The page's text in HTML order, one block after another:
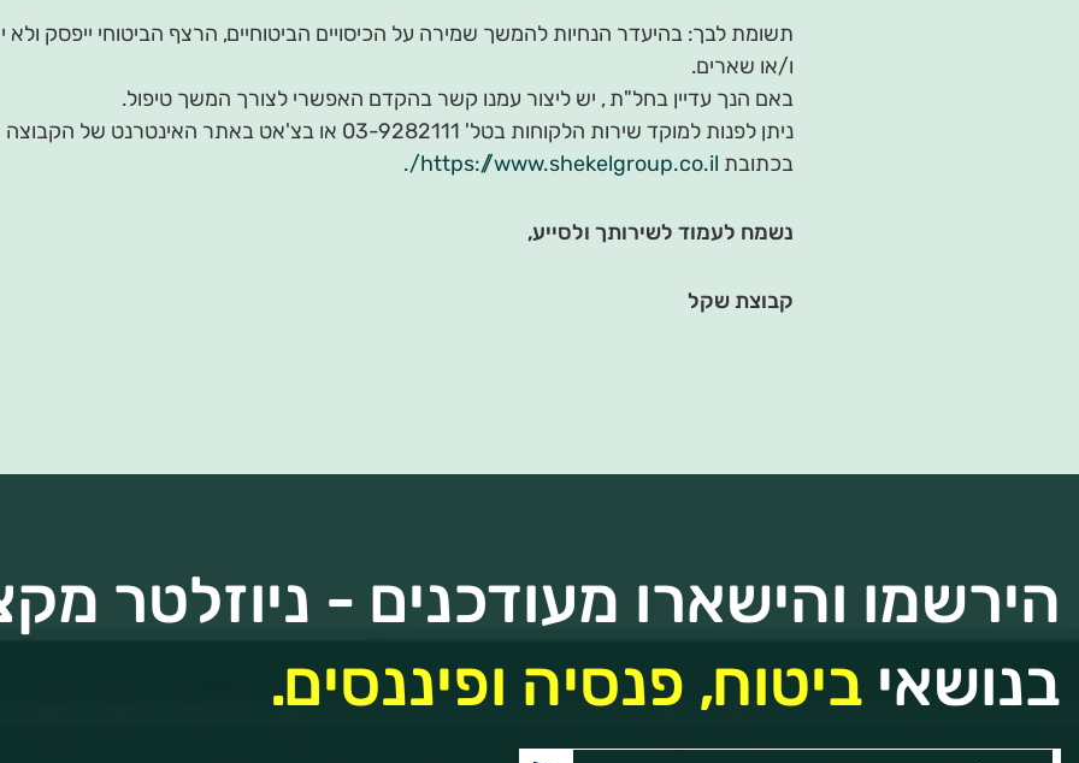
תשומת לבך: בהיעדר הנחיות להמשך שמירה על הכיסויים הביטוחיים, הרצף הביטוחי ייפסק ולא
ו/או שארים.
באם הנך עדיין בחל"ת , יש ליצור עמנו קשר בהקדם האפשרי לצורך המשך טיפול.
ניתן לפנות למוקד שירות הלקוחות בטל' 03-9282111 או בצ'אט באתר האינטרנט של הקבוצה
בכתובת https://www.shekelgroup.co.il/.
נשמח לעמוד לשירותך ולסייע,
קבוצת שקל
הירשמו והישארו מעודכנים - ניוזלטר
בנושאי ביטוח, פנסיה ופיננסים.